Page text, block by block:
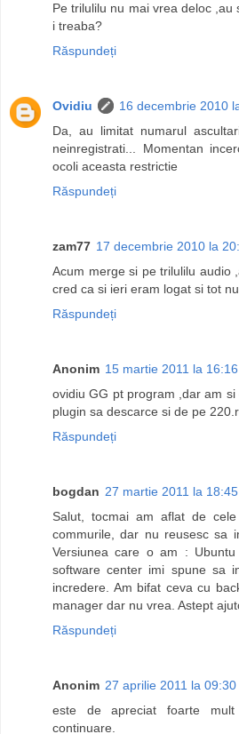
Pe trilulilu nu mai vrea deloc ,au
i treaba?
Răspundeți
Ovidiu
16 decembrie 2010
Da, au limitat numarul
neinregistrati... Momentan
ocoli aceasta restrictie
Răspundeți
zam77 17 decembrie 2010 la
Acum merge si pe trilulilu audio
cred ca si ieri eram logat si tot
Răspundeți
Anonim 15 martie 2011 la 16:16
ovidiu GG pt program ,dar am
plugin sa descarce si de pe
Răspundeți
bogdan 27 martie 2011 la 18:45
Salut, tocmai am aflat de
commurile, dar nu reusesc sa
Versiunea care o am : Ubuntu
software center imi spune sa
incredere. Am bifat ceva cu
manager dar nu vrea. Astept
Răspundeți
Anonim 27 aprilie 2011 la 09:30
este de apreciat foarte
continuare.